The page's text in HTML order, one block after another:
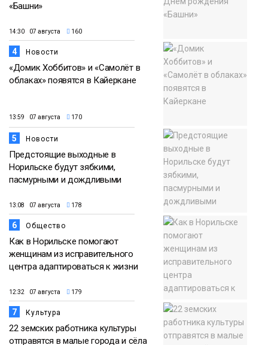
«Башни»
14:30 07 августа 160
4 Новости
«Домик Хоббитов» и «Самолёт в
облаках» появятся в Кайеркане
13:59 07 августа 170
5 Новости
Предстоящие выходные в
Норильске будут зябкими,
пасмурными и дождливыми
13:08 07 августа 178
6 Общество
Как в Норильске помогают
женщинам из исправительного
центра адаптироваться к жизни
12:32 07 августа 179
7 Культура
22 земских работника культуры
отправятся в малые города и сёла